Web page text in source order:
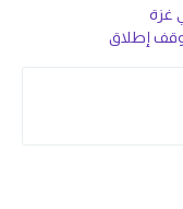
غزة
إطلاق